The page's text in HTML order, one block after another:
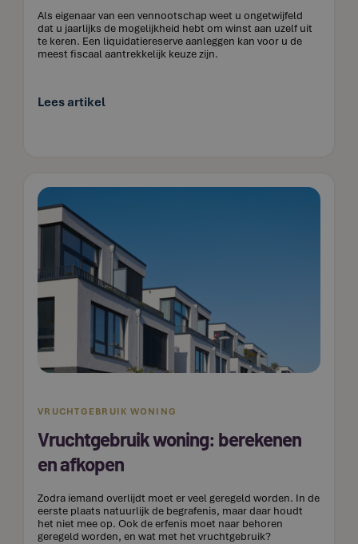
Als eigenaar van een vennootschap weet u ongetwijfeld
dat u jaarlijks de mogelijkheid hebt om winst aan uzelf uit
te keren. Een liquidatiereserve aanleggen kan voor u de
meest fiscaal aantrekkelijk keuze zijn.
Lees artikel
VRUCHTGEBRUIK WONING
Vruchtgebruik woning: berekenen
en afkopen
Zodra iemand overlijdt moet er veel geregeld worden. In de
eerste plaats natuurlijk de begrafenis, maar daar houdt
het niet mee op. Ook de erfenis moet naar behoren
geregeld worden, en wat met het vruchtgebruik?